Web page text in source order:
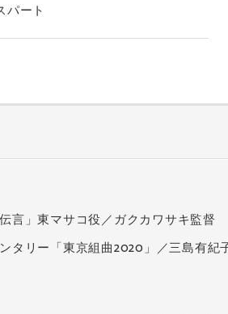
パート
伝言」東マサコ役／ガクカワサキ監督
タリー「東京組曲2020」／三島有紀